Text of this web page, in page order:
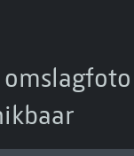
omslagfoto